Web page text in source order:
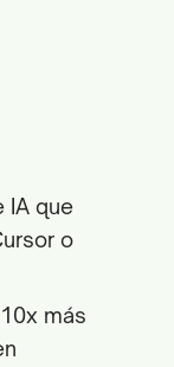
IA que
o
más